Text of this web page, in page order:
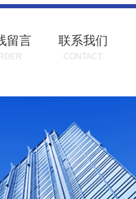
留言 联系我们
CONTACT